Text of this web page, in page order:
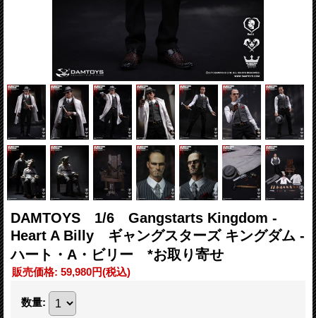
DAMTOYS 1/6 Gangstarts Kingdom -
Heart A Billy ギャングスターズ キングダム -
ハート・A・ビリー *お取り寄せ
販売価格: 59,980円(税込)
数量: